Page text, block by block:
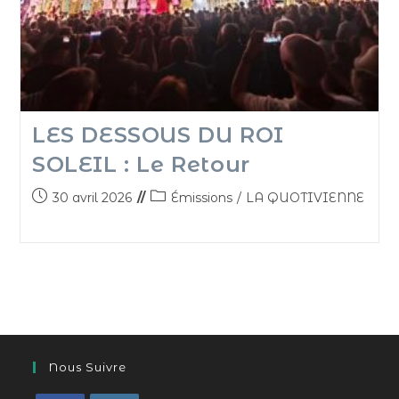
LES DESSOUS DU ROI
SOLEIL : Le Retour
30 avril 2026 Émissions / LA QUOTIVIENNE
Nous Suivre